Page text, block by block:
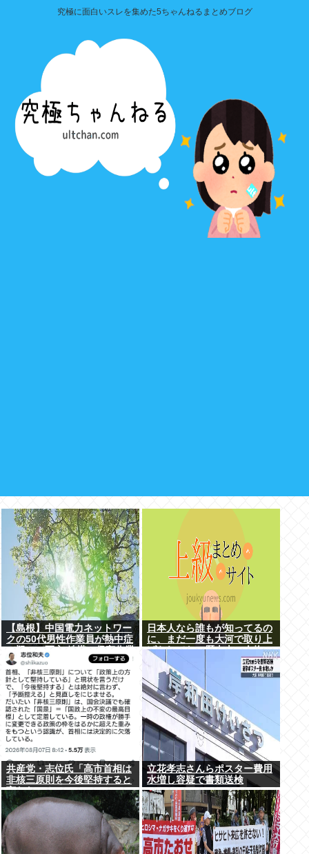
究極に面白いスレを集めた5ちゃんねるまとめブログ
【島根】中国電力ネットワー
クの50代男性作業員が熱中症
の疑いで死亡 鉄塔の保守作業
後に倒れる 邑南町
日本人なら誰もが知ってるの
に、まだ一度も大河で取り上
げられてない歴史上の人物
共産党・志位氏「高市首相は
非核三原則を今後堅持すると
言わない！」
立花孝志さんらポスター費用
水増し容疑で書類送検